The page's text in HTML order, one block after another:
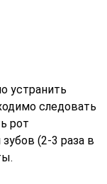
устранить
следовать
рот
(2-3 раза в